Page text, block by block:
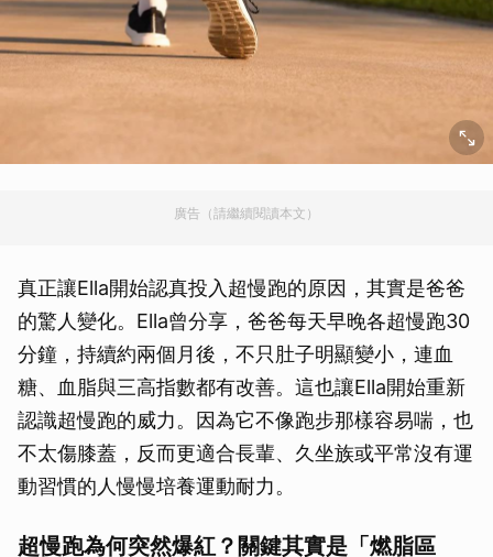
廣告（請繼續閱讀本文）
真正讓Ella開始認真投入超慢跑的原因，其實是爸爸
的驚人變化。Ella曾分享，爸爸每天早晚各超慢跑30
分鐘，持續約兩個月後，不只肚子明顯變小，連血
糖、血脂與三高指數都有改善。這也讓Ella開始重新
認識超慢跑的威力。因為它不像跑步那樣容易喘，也
不太傷膝蓋，反而更適合長輩、久坐族或平常沒有運
動習慣的人慢慢培養運動耐力。
超慢跑為何突然爆紅？關鍵其實是「燃脂區